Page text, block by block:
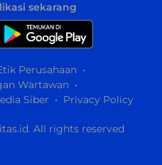
sekarang
Perusahaan
Wartawan
Siber
Privacy Policy
All rights reserved